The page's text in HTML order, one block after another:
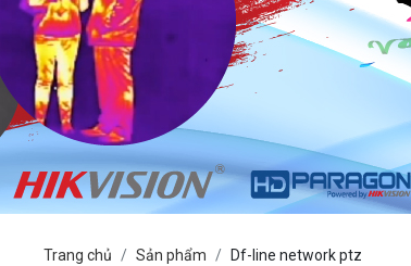
Trang chủ Sản phẩm Df-line network ptz